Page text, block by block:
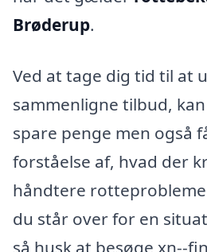
Brøderup.
Ved at tage dig tid til at
sammenligne tilbud,
spare penge men også
forståelse af, hvad der
håndtere
du står over for en
så husk at besøge xn--